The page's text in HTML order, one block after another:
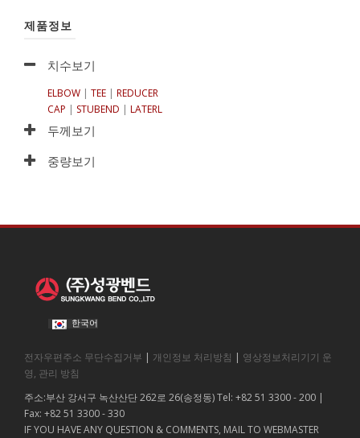
제품정보
치수보기
ELBOW | TEE | REDUCER
CAP | STUBEND | LATERL
두께보기
중량보기
한국어
전자우편주소 무단수집거부 | 개인정보 처리방침 | 영상정보처리기기 운
영, 관리 방침
주소:부산 강서구 녹산산단 262로 26(송정동) Tel: +82 51 3300 - 200 |
Fax: +82 51 3300 - 330
IF YOU HAVE ANY QUESTION & COMMENTS, MAIL TO WEBMASTER